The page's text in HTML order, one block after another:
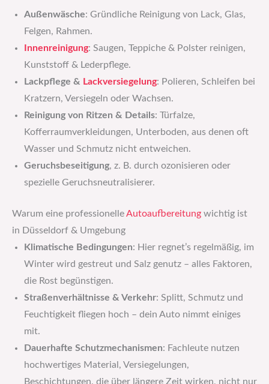
Außenwäsche: Gründliche Reinigung von Lack, Glas,
Felgen, Rahmen.
Innenreinigung: Saugen, Teppiche & Polster reinigen,
Kunststoff & Lederpflege.
Lackpflege & Lackversiegelung: Polieren, Schleifen bei
Kratzern, Versiegeln oder Wachsen.
Reinigung von Ritzen & Details: Türfalze,
Kofferraumverkleidungen, Unterboden, aus denen oft
Wasser und Schmutz nicht entweichen.
Geruchsbeseitigung, z. B. durch ozonisieren oder
spezielle Geruchsneutralisierer.
Warum eine professionelle Autoaufbereitung wichtig ist
in Düsseldorf & Umgebung
Klimatische Bedingungen: Hier regnet’s regelmäßig, im
Winter wird gestreut und Salz genutz – alles Faktoren,
die Rost begünstigen.
Straßenverhältnisse & Verkehr: Splitt, Schmutz und
Feuchtigkeit fliegen hoch – dein Auto nimmt einiges
mit.
Dauerhafte Schutzmechanismen: Fachleute nutzen
hochwertiges Material, Versiegelungen,
Beschichtungen, die über längere Zeit wirken, nicht nur